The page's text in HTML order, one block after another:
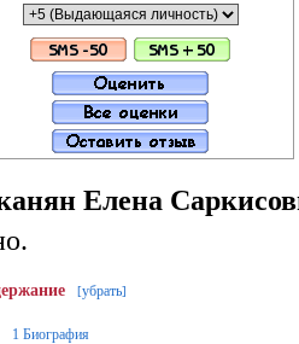
Елена
[убрать]
1 Биография